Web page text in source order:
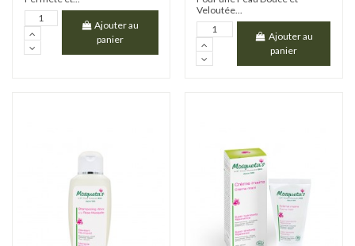
Ajouter au
panier
Veloutée...
Ajouter au
panier